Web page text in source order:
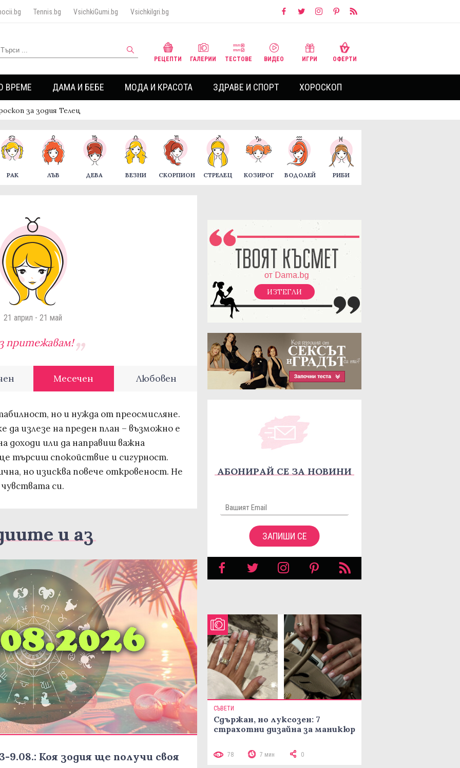
Tennis.bg VsichkiGumi.bg VsichkiIgri.bg
РЕЦЕПТИ ГАЛЕРИИ ТЕСТОВЕ ВИДЕО ИГРИ ОФЕРТИ
ВРЕМЕ ДАМА И БЕБЕ МОДА И КРАСОТА ЗДРАВЕ И СПОРТ ХОРОСКОП
за зодия Телец
РАК ЛЪВ ДЕВА ВЕЗНИ СКОРПИОН СТРЕЛЕЦ КОЗИРОГ ВОДОЛЕЙ РИБИ
21 април - 21 май
притежавам!
Месечен Любовен
но и нужда от преосмисляне.
да излезе на преден план – възможно е
доходи или да направиш важна
търсиш спокойствие и сигурност.
но изисква повече откровеност. Не
си.
и аз
9.08.: Коя зодия ще получи своя
ИЗТЕГЛИ
АБОНИРАЙ СЕ ЗА НОВИНИ
ЗАПИШИ СЕ
СЪВЕТИ
Сдържан, но луксозен: 7
страхотни дизайна за маникюр
78 7 мин 0